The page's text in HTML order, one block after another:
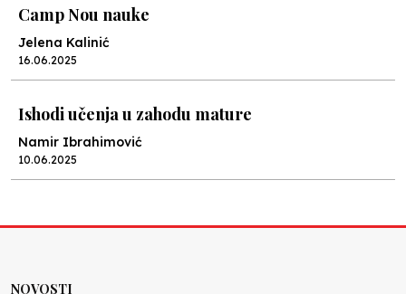
Camp Nou nauke
Jelena Kalinić
16.06.2025
Ishodi učenja u zahodu mature
Namir Ibrahimović
10.06.2025
NOVOSTI